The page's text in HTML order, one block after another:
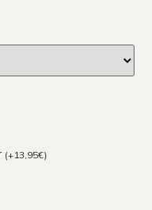
(+13,95€)